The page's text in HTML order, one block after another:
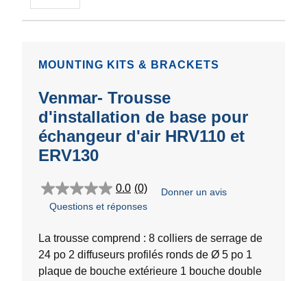
MOUNTING KITS & BRACKETS
Venmar- Trousse
d'installation de base pour
échangeur d'air HRV110 et
ERV130
0.0 (0)
0.0
étoile(s)
5.
Donner un avis
Questions et réponses
La trousse comprend : 8 colliers de serrage de
24 po 2 diffuseurs profilés ronds de Ø 5 po 1
plaque de bouche extérieure 1 bouche double